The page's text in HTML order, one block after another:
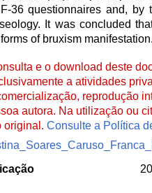
36 questionnaires and,
It was concluded
of bruxism manifestation.
e o download deste
a atividades
reprodução
autora. Na utilização ou
original. Consulte a Política